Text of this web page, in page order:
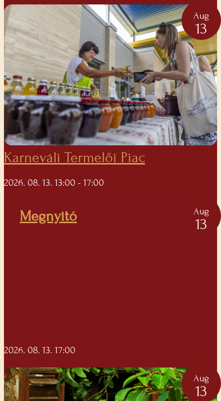
Aug
13
Karneváli Termelői Piac
2026. 08. 13. 13:00 - 17:00
Megnyitó Aug
13
2026. 08. 13. 17:00
Aug
13